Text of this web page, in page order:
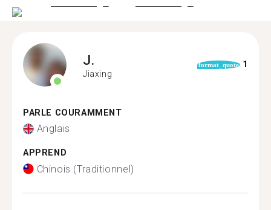
J.
Jiaxing
format_quote 1
PARLE COURAMMENT
Anglais
APPREND
Chinois (Traditionnel)